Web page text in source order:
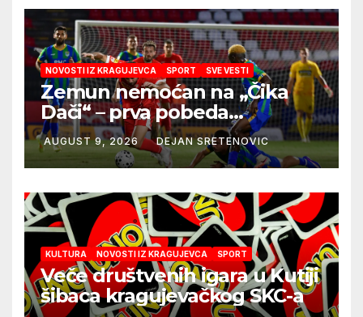
NOVOSTI IZ KRAGUJEVCA SPORT SVE VESTI
Zemun nemoćan na „Čika
Dači“ – prva pobeda
Radničkog u drugom
mandatu Feđe Dudića
AUGUST 9, 2026 DEJAN SRETENOVIC
KULTURA NOVOSTI IZ KRAGUJEVCA SPORT
Veče društvenih igara u Kutiji
šibaca kragujevačkog SKC-a